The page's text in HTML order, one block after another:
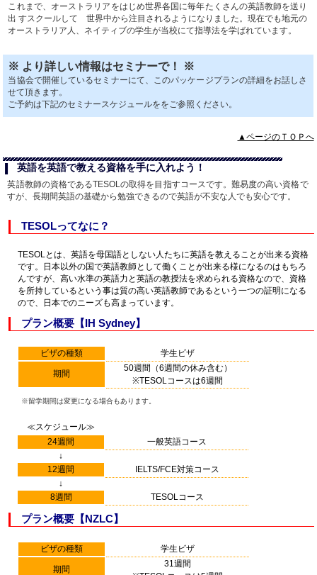
これまで、オーストラリアをはじめ世界各国に毎年たくさんの英語教師を送り
出 すスクールして 世界中から注目されるようになりました。現在でも地元の
オーストラリア人、ネイティブの学生が当校にて指導法を学ばれています。
※ より詳しい情報はセミナーで！ ※
当協会で開催しているセミナーにて、このパッケージプランの詳細をお話しさ
せて頂きます。
ご予約は下記のセミナースケジュールををご参照ください。
▲ページのＴＯＰへ
英語を英語で教える資格を手に入れよう！
英語教師の資格であるTESOLの取得を目指すコースです。難易度の高い資格で
すが、長期間英語の基礎から勉強できるので英語が不安な人でも安心です。
TESOLってなに？
TESOLとは、英語を母国語としない人たちに英語を教えることが出来る資格
です。日本以外の国で英語教師として働くことが出来る様になるのはもちろ
んですが、高い水準の英語力と英語の教授法を求められる資格なので、資格
を所持しているという事は質の高い英語教師であるという一つの証明になる
ので、日本でのニーズも高まっています。
プラン概要【IH Sydney】
ビザの種類 学生ビザ
期間
50週間（6週間の休み含む）
※TESOLコースは6週間
※留学期間は変更になる場合もあります。
≪スケジュール≫
24週間
一般英語コース
↓
12週間
IELTS/FCE対策コース
↓
8週間
TESOLコース
プラン概要【NZLC】
ビザの種類 学生ビザ
期間
31週間